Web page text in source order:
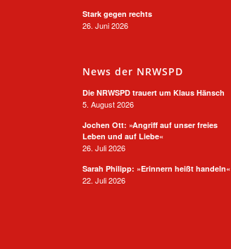
Stark gegen rechts
26. Juni 2026
News der NRWSPD
Die NRWSPD trauert um Klaus Hänsch
5. August 2026
Jochen Ott: »Angriff auf unser freies
Leben und auf Liebe«
26. Juli 2026
Sarah Philipp: »Erinnern heißt handeln«
22. Juli 2026